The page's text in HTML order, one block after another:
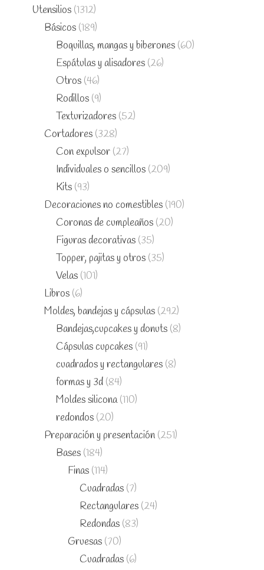
Utensilios (1312)
Básicos (189)
Boquillas, mangas y biberones (60)
Espátulas y alisadores (26)
Otros (46)
Rodillos (9)
Texturizadores (52)
Cortadores (328)
Con expulsor (27)
Individuales o sencillos (209)
Kits (93)
Decoraciones no comestibles (190)
Coronas de cumpleaños (20)
Figuras decorativas (35)
Topper, pajitas y otros (35)
Velas (101)
Libros (6)
Moldes, bandejas y cápsulas (292)
Bandejas,cupcakes y donuts (8)
Cápsulas cupcakes (91)
cuadrados y rectangulares (8)
formas y 3d (84)
Moldes silicona (110)
redondos (20)
Preparación y presentación (251)
Bases (184)
Finas (114)
Cuadradas (7)
Rectangulares (24)
Redondas (83)
Gruesas (70)
Cuadradas (6)